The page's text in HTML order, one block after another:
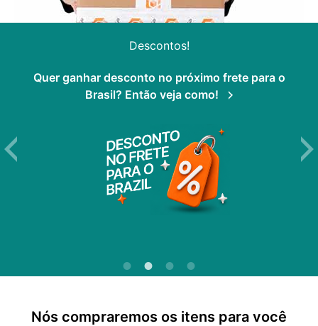
Descontos!
Quer ganhar desconto no próximo frete para o
Brasil? Então veja como!
Nós compraremos os itens para você